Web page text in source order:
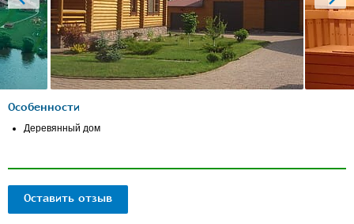
prev next
Особенности
Деревянный дом
Оставить отзыв